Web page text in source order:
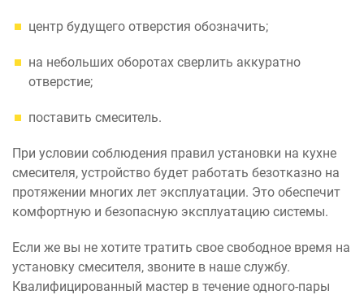
центр будущего отверстия обозначить;
на небольших оборотах сверлить аккуратно
отверстие;
поставить смеситель.
При условии соблюдения правил установки на кухне
смесителя, устройство будет работать безотказно на
протяжении многих лет эксплуатации. Это обеспечит
комфортную и безопасную эксплуатацию системы.
Если же вы не хотите тратить свое свободное время на
установку смесителя, звоните в наше службу.
Квалифицированный мастер в течение одного-пары